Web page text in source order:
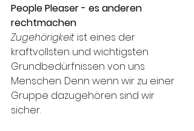
People Pleaser - es anderen
rechtmachen
Zugehörigkeit ist eines der
kraftvollsten und wichtigsten
Grundbedürfnissen von uns
Menschen. Denn wenn wir zu einer
Gruppe dazugehören sind wir
sicher.